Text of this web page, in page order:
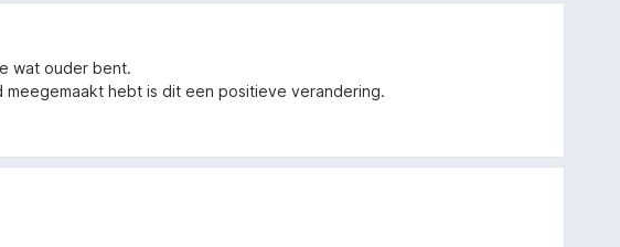
wat ouder bent.
hebt is dit een positieve verandering.